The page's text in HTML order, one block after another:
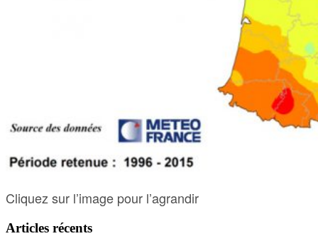
Cliquez sur l’image pour l’agrandir
Articles récents